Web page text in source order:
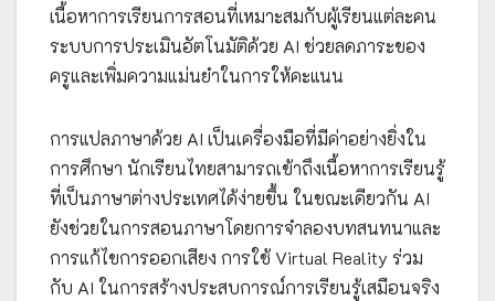
เนื้อหาการเรียนการสอนที่เหมาะสมกับผู้เรียนแต่ละคน
ระบบการประเมินอัตโนมัติด้วย AI ช่วยลดภาระของ
ครูและเพิ่มความแม่นยำในการให้คะแนน
การแปลภาษาด้วย AI เป็นเครื่องมือที่มีค่าอย่างยิ่งใน
การศึกษา นักเรียนไทยสามารถเข้าถึงเนื้อหาการเรียนรู้
ที่เป็นภาษาต่างประเทศได้ง่ายขึ้น ในขณะเดียวกัน AI
ยังช่วยในการสอนภาษาโดยการจำลองบทสนทนาและ
การแก้ไขการออกเสียง การใช้ Virtual Reality ร่วม
กับ AI ในการสร้างประสบการณ์การเรียนรู้เสมือนจริง